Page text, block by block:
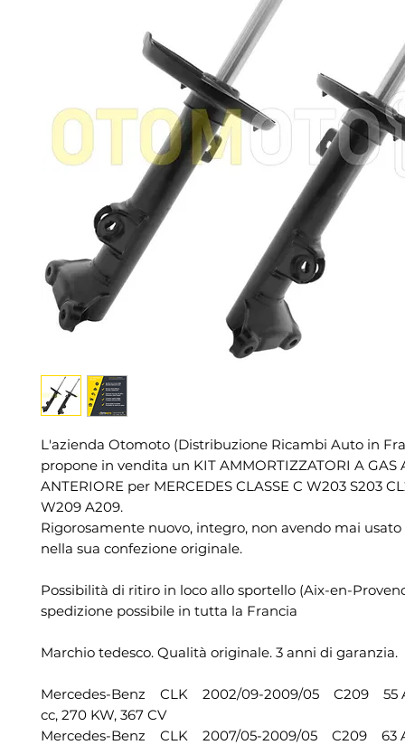
L'azienda Otomoto (Distribuzione Ricambi Auto in
propone in vendita un KIT AMMORTIZZATORI A GAS
ANTERIORE per MERCEDES CLASSE C W203 S203
W209 A209.
Rigorosamente nuovo, integro, non avendo mai
nella sua confezione originale.
Possibilità di ritiro in loco allo sportello (Aix-en-
spedizione possibile in tutta la Francia
Marchio tedesco. Qualità originale. 3 anni di garanzia.
Mercedes-Benz CLK 2002/09-2009/05 C209 55
cc, 270 KW, 367 CV
Mercedes-Benz CLK 2007/05-2009/05 C209 63